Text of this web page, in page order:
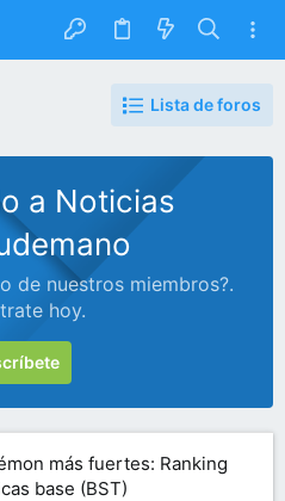
Lista de foros
a Noticias
de nuestros miembros?.
hoy.
más fuertes: Ranking
base (BST)